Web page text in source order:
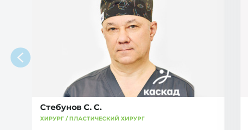
Стебунов С. С.
ХИРУРГ / ПЛАСТИЧЕСКИЙ ХИРУРГ